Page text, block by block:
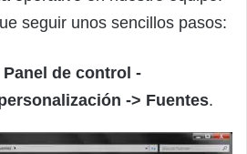
seguir unos sencillos pasos:
de control -
-> Fuentes.